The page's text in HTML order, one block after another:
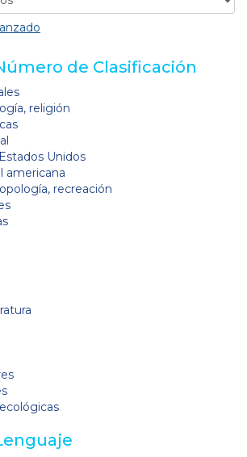
de Clasificación
religión
Unidos
americana
recreación